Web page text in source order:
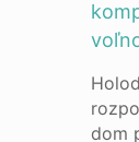
dom